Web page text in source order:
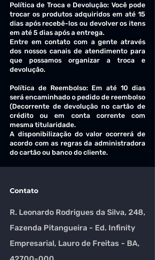
Política de Troca e Devolução: Você pode
trocar os produtos adquiridos em até 15
dias após recebê-los ou devolver os itens
em até 5 dias após a entrega.
Entre em contato com a gente através
dos nossos canais de atendimento para
que possamos organizar a troca e
devolução.
Política de Reembolso: Em até 10 dias
será encaminhado o pedido de reembolso
(Decorrente de devolução no cartão de
crédito ou em conta corrente com
mesma titularidade.
A disponibilização do valor ocorrerá de
acordo com as regras da administradora
do cartão ou banco do cliente.
Contato
R. Leonardo Rodrigues da Silva, 248,
Fazenda Pitangueira - Ed. Infinity
Empresarial, Lauro de Freitas - BA,